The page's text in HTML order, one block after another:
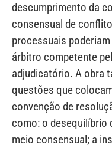
descumprimento da
consensual de
processuais
árbitro competente
adjudicatório. A obra
questões que
convenção de
como: o desequilíbrio
meio consensual; a